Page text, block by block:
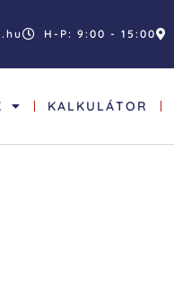
H-P: 9:00 - 15:00
KALKULÁTOR